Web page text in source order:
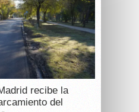
recibe la
del